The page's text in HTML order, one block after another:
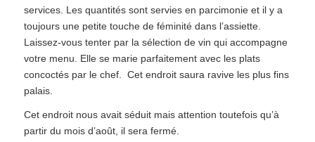
services. Les quantités sont servies en parcimonie et il y a
toujours une petite touche de féminité dans l’assiette.
Laissez-vous tenter par la sélection de vin qui accompagne
votre menu. Elle se marie parfaitement avec les plats
concoctés par le chef. Cet endroit saura ravive les plus fins
palais.
Cet endroit nous avait séduit mais attention toutefois qu’à
partir du mois d’août, il sera fermé.